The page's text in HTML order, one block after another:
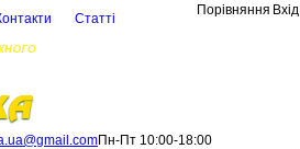
Статті
Порівняння Вхід
Пн-Пт 10:00-18:00